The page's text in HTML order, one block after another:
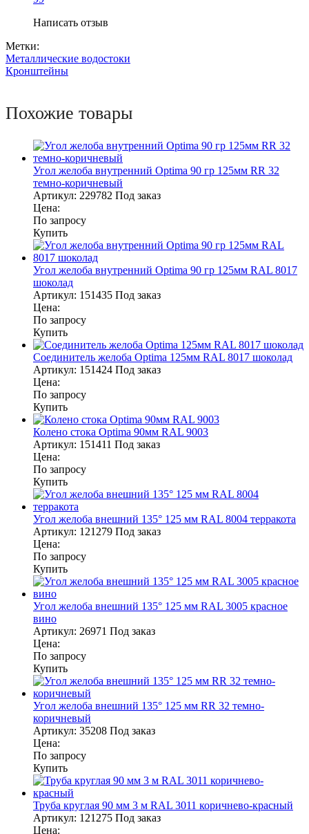
Написать отзыв
Метки:
Металлические водостоки
Кронштейны
Похожие товары
Угол желоба внутренний Optima 90 гр 125мм RR 32
темно-коричневый
Артикул: 229782 Под заказ
Цена:
По запросу
Купить
Угол желоба внутренний Optima 90 гр 125мм RAL 8017
шоколад
Артикул: 151435 Под заказ
Цена:
По запросу
Купить
Соединитель желоба Optima 125мм RAL 8017 шоколад
Артикул: 151424 Под заказ
Цена:
По запросу
Купить
Колено стока Optima 90мм RAL 9003
Артикул: 151411 Под заказ
Цена:
По запросу
Купить
Угол желоба внешний 135° 125 мм RAL 8004 терракота
Артикул: 121279 Под заказ
Цена:
По запросу
Купить
Угол желоба внешний 135° 125 мм RAL 3005 красное
вино
Артикул: 26971 Под заказ
Цена:
По запросу
Купить
Угол желоба внешний 135° 125 мм RR 32 темно-
коричневый
Артикул: 35208 Под заказ
Цена:
По запросу
Купить
Труба круглая 90 мм 3 м RAL 3011 коричнево-красный
Артикул: 121275 Под заказ
Цена: